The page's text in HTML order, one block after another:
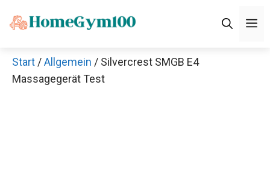
Inhalt
Start /Allgemein / Silvercrest SMGB E4
Massagegerät Test